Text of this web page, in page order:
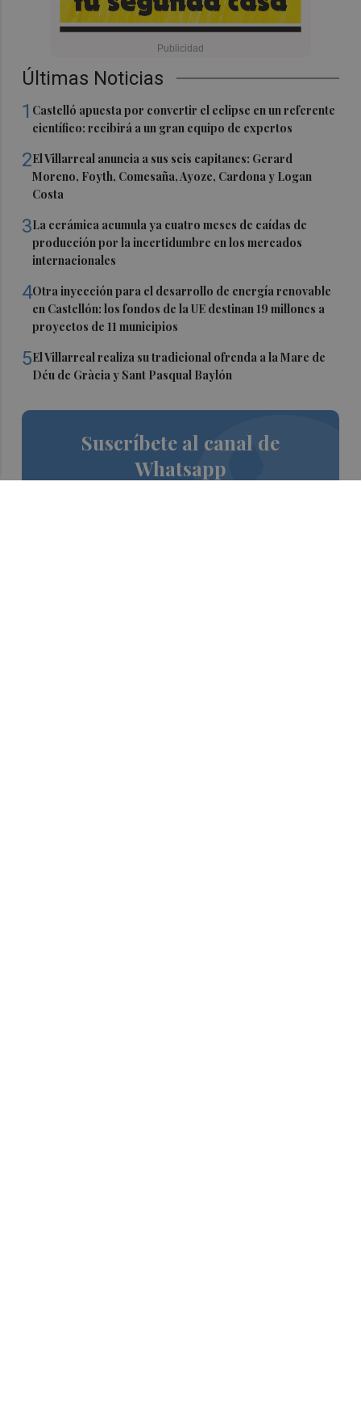
Últimas Noticias
1 Castelló apuesta por convertir el eclipse en un referente
científico: recibirá a un gran equipo de expertos
2El Villarreal anuncia a sus seis capitanes: Gerard
Moreno, Foyth, Comesaña, Ayoze, Cardona y Logan
Costa
3La cerámica acumula ya cuatro meses de caídas de
producción por la incertidumbre en los mercados
internacionales
4Otra inyección para el desarrollo de energía renovable
en Castellón: los fondos de la UE destinan 19 millones a
proyectos de 11 municipios
5El Villarreal realiza su tradicional ofrenda a la Mare de
Déu de Gràcia y Sant Pasqual Baylón
Suscríbete al canal de
Whatsapp